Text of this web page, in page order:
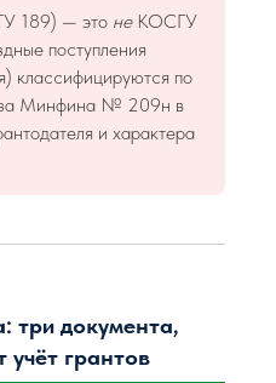
189) — это неКОСГУ
поступления
классифицируются по
Минфина № 209н в
и характера
три документа,
учёт грантов